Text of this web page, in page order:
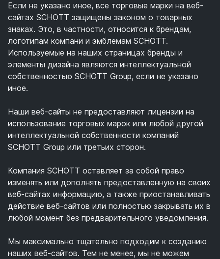
Если не указано иное, все торговые марки на веб-
сайтах SCHOTT защищены законом о товарных
знаках. Это, в частности, относится к брендам,
логотипам компани и эмблемам SCHOTT.
Используемые на наших страницах бренды и
элементы дизайна являются интеллектуальной
собственностью SCHOTT Group, если не указано
иное.
Наши веб-сайты не предоставляют лицензии на
использование торговых марок или любой другой
интеллектуальной собственности компаний
SCHOTT Group или третьих сторон.
Компания SCHOTT оставляет за собой право
изменять или дополнять предоставленную на своих
веб-сайтах информацию, а также приостанавливать
действие веб-сайтов или полностью закрывать их в
любой момент без предварительного уведомления.
Мы максимально тщательно подходим к созданию
наших веб-сайтов. Тем не менее, мы не можем